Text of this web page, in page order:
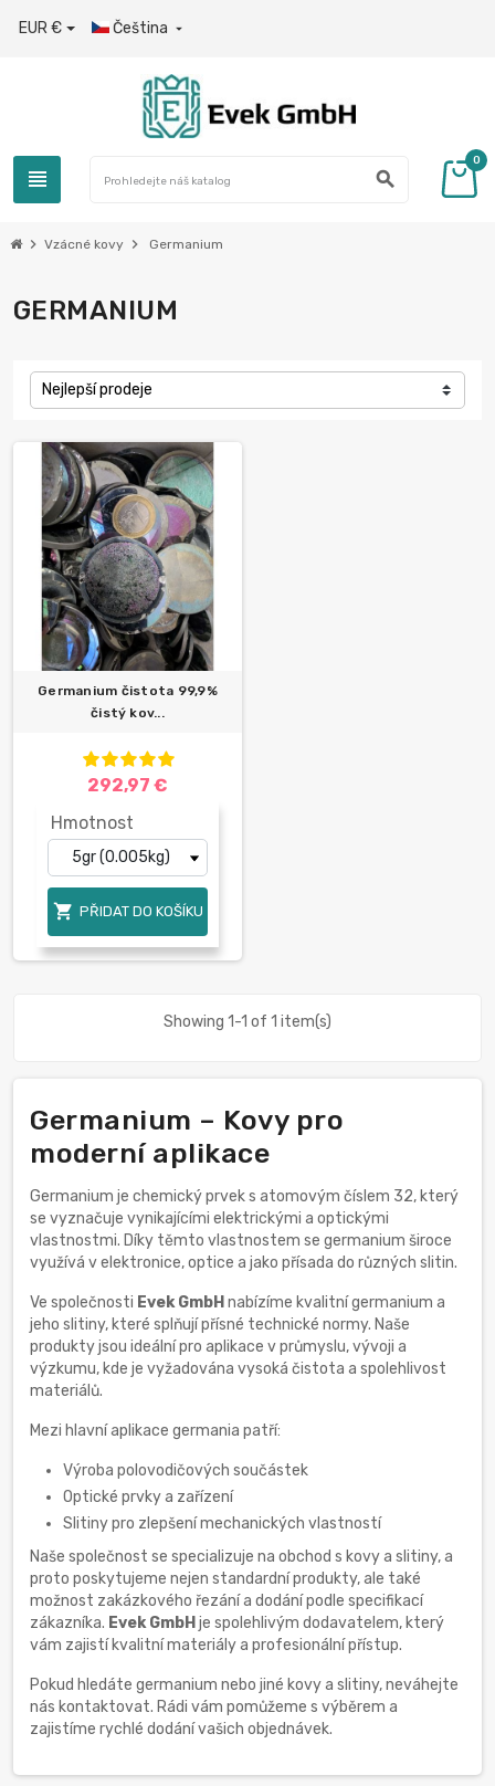
EUR € Čeština 
view_headline search
0
chevron_right Vzácné kovy chevron_right Germanium
GERMANIUM
Nejlepší prodeje
Germanium čistota 99,9%
čistý kov...
292,97 €
Hmotnost
 PŘIDAT DO KOŠÍKU
Showing 1-1 of 1 item(s)
Germanium – Kovy pro
moderní aplikace
Germanium je chemický prvek s atomovým číslem 32, který
se vyznačuje vynikajícími elektrickými a optickými
vlastnostmi. Díky těmto vlastnostem se germanium široce
využívá v elektronice, optice a jako přísada do různých slitin.
Ve společnosti Evek GmbH nabízíme kvalitní germanium a
jeho slitiny, které splňují přísné technické normy. Naše
produkty jsou ideální pro aplikace v průmyslu, vývoji a
výzkumu, kde je vyžadována vysoká čistota a spolehlivost
materiálů.
Mezi hlavní aplikace germania patří:
Výroba polovodičových součástek
Optické prvky a zařízení
Slitiny pro zlepšení mechanických vlastností
Naše společnost se specializuje na obchod s kovy a slitiny, a
proto poskytujeme nejen standardní produkty, ale také
možnost zakázkového řezání a dodání podle specifikací
zákazníka. Evek GmbH je spolehlivým dodavatelem, který
vám zajistí kvalitní materiály a profesionální přístup.
Pokud hledáte germanium nebo jiné kovy a slitiny, neváhejte
nás kontaktovat. Rádi vám pomůžeme s výběrem a
zajistíme rychlé dodání vašich objednávek.